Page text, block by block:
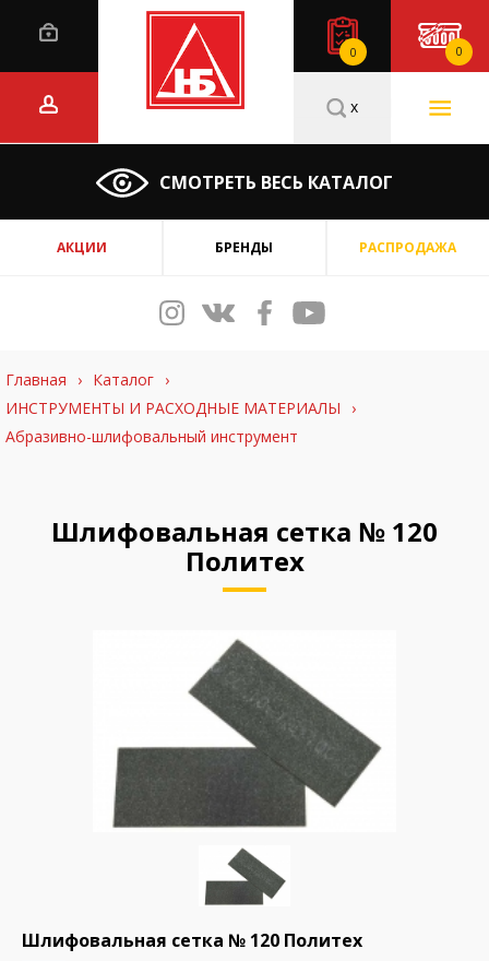
0 0
СМОТРЕТЬ ВЕСЬ КАТАЛОГ
x
АКЦИИ БРЕНДЫ РАСПРОДАЖА
Главная › Каталог ›
ИНСТРУМЕНТЫ И РАСХОДНЫЕ МАТЕРИАЛЫ
›
Абразивно-шлифовальный инструмент
Шлифовальная сетка № 120
Политех
Шлифовальная сетка № 120 Политех